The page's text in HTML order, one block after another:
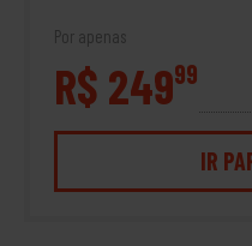
Por apenas
R$ 24999
IR